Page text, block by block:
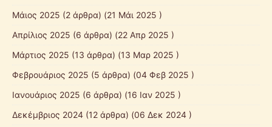
Mάιος 2025 (2 άρθρα) (21 Μάι 2025 )
Απρίλιος 2025 (6 άρθρα) (22 Απρ 2025 )
Μάρτιος 2025 (13 άρθρα) (13 Μαρ 2025 )
Φεβρουάριος 2025 (5 άρθρα) (04 Φεβ 2025 )
Ιανουάριος 2025 (6 άρθρα) (16 Ιαν 2025 )
Δεκέμβριος 2024 (12 άρθρα) (06 Δεκ 2024 )